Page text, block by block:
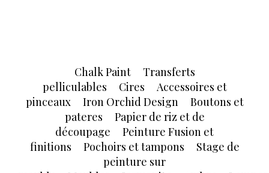
Chalk Paint
Transferts
pelliculables
Cires
Accessoires et
pinceaux
Iron Orchid Design
Boutons et
pateres
Papier de riz et de
découpage
Peinture Fusion et
finitions
Pochoirs et tampons
Stage de
peinture sur